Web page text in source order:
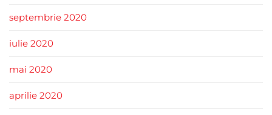
septembrie 2020
iulie 2020
mai 2020
aprilie 2020